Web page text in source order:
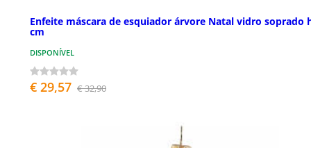
Enfeite máscara de esquiador árvore Natal vidro soprado
cm
DISPONÍVEL
€ 29,57 € 32,90